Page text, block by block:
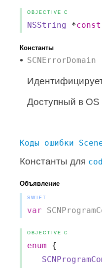
OBJECTIVE C
NSString *const
Константы
SCNErrorDomain
Доступный в
Коды ошибки
Константы для
Объявление
SWIFT
var
OBJECTIVE C
enum
{